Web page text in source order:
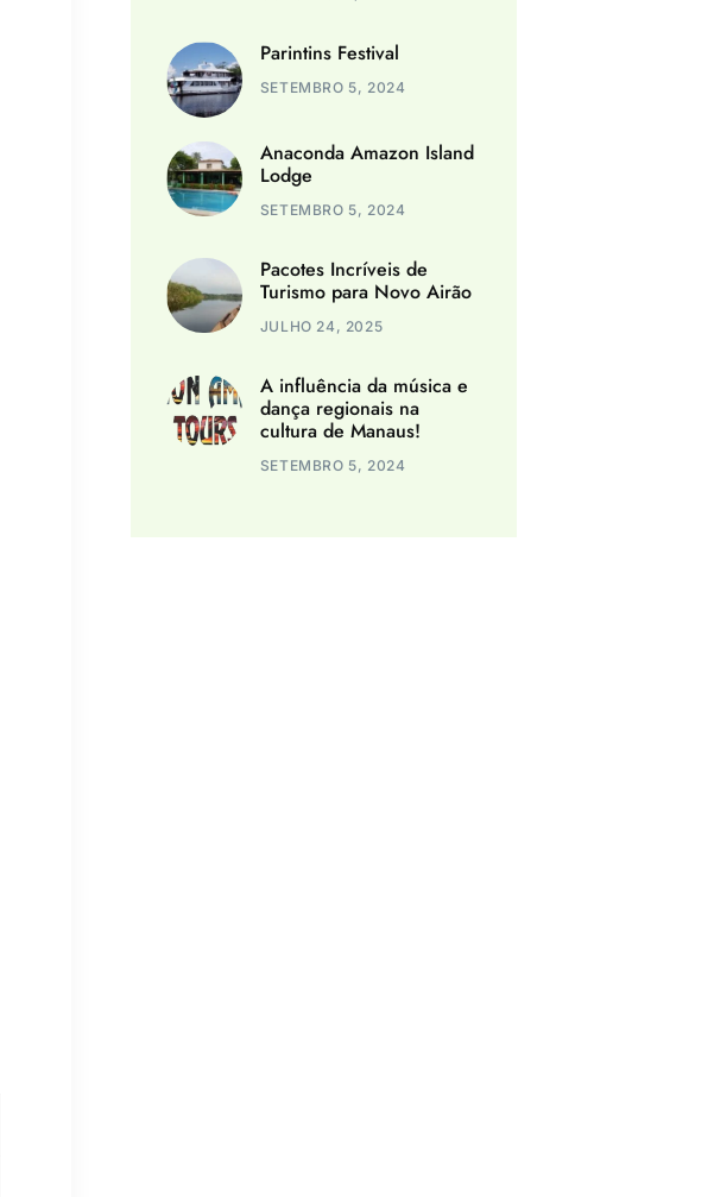
Parintins Festival
SETEMBRO 5, 2024
Anaconda Amazon Island
Lodge
SETEMBRO 5, 2024
Pacotes Incríveis de
Turismo para Novo Airão
JULHO 24, 2025
A influência da música e
dança regionais na
cultura de Manaus!
SETEMBRO 5, 2024